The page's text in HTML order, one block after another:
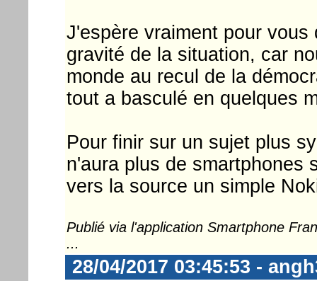
J'espère vraiment pour
gravité de la situation, car
monde au recul de la
tout a basculé en quelques
Pour finir sur un sujet plus
n'aura plus de smartphones
vers la source un simple
Publié via l'application Smartphone
...
28/04/2017 03:45:53 -